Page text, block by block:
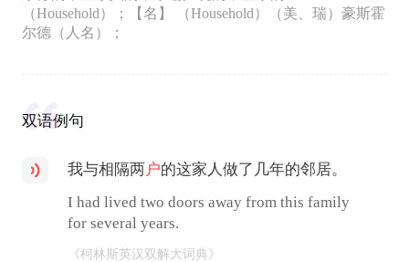
（Household）；【名】 （Household）（美、瑞）豪斯霍
尔德（人名）；
双语例句
我与相隔两户的这家人做了几年的邻居。
I had lived two doors away from this family
for several years.
《柯林斯英汉双解大词典》